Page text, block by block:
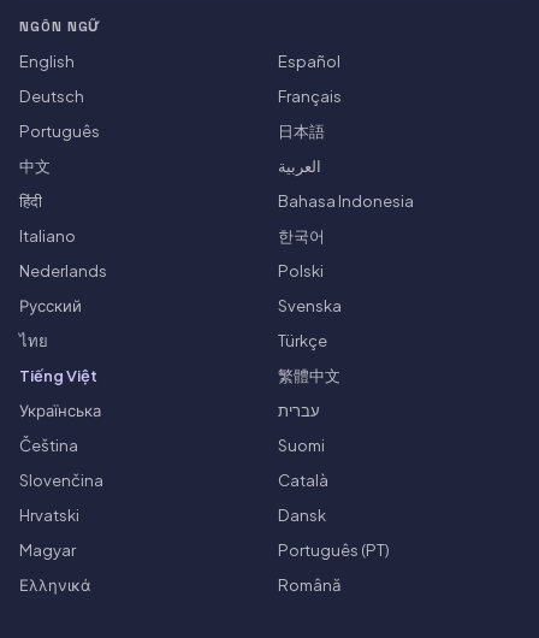
NGÔN NGỮ
English
Español
Deutsch
Français
Português
日本語
中文
العربية
हिंदी
Bahasa Indonesia
Italiano
한국어
Nederlands
Polski
Русский
Svenska
ไทย
Türkçe
Tiếng Việt
繁體中文
Українська
עברית
Čeština
Suomi
Slovenčina
Català
Hrvatski
Dansk
Magyar
Português (PT)
Ελληνικά
Română